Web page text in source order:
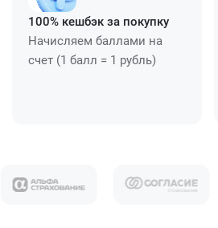
100% кешбэк за покупку
Начисляем баллами на
счет (1 балл = 1 рубль)